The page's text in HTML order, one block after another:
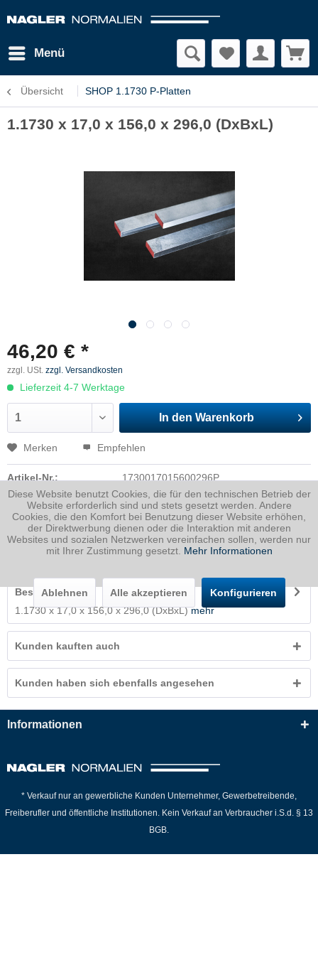
Menü
Übersicht SHOP 1.1730 P-Platten
1.1730 x 17,0 x 156,0 x 296,0 (DxBxL)
46,20 € *
zzgl. USt. zzgl. Versandkosten
Lieferzeit 4-7 Werktage
In den Warenkorb
Merken Empfehlen
Artikel-Nr.: 1730017015600296P
Dicke
17 mm
Breite
156 mm
Länge
296 mm
6.16Kg
Beschreibung
1.1730 x 17,0 x 156,0 x 296,0 (DxBxL)mehr
Kunden kauften auch
Kunden haben sich ebenfalls angesehen
Informationen
* Verkauf nur an gewerbliche Kunden Unternehmer, Gewerbetreibende,
Freiberufler und öffentliche Institutionen. Kein Verkauf an Verbraucher i.S.d. § 13
BGB.
Diese Website benutzt Cookies, die für den technischen Betrieb der
Website erforderlich sind und stets gesetzt werden. Andere
Cookies, die den Komfort bei Benutzung dieser Website erhöhen,
der Direktwerbung dienen oder die Interaktion mit anderen
Websites und sozialen Netzwerken vereinfachen sollen, werden nur
mit Ihrer Zustimmung gesetzt. Mehr Informationen
Ablehnen Alle akzeptieren Konfigurieren